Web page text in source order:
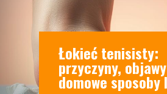
Łokieć tenisisty:
przyczyny,
domowe sposoby